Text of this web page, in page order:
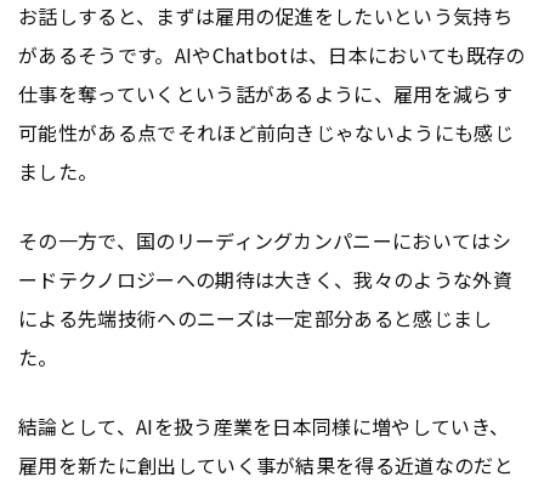
お話しすると、まずは雇用の促進をしたいという気持ち
があるそうです。AIやChatbotは、日本においても既存の
仕事を奪っていくという話があるように、雇用を減らす
可能性がある点でそれほど前向きじゃないようにも感じ
ました。
その一方で、国のリーディングカンパニーにおいてはシ
ードテクノロジーへの期待は大きく、我々のような外資
による先端技術へのニーズは一定部分あると感じまし
た。
結論として、AIを扱う産業を日本同様に増やしていき、
雇用を新たに創出していく事が結果を得る近道なのだと